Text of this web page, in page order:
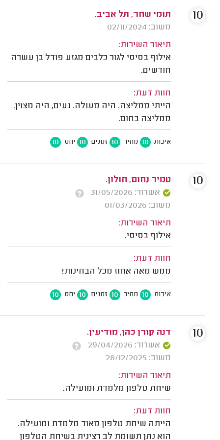
תומי שחר, תל אביב.
משוב: 02/11/2024
תיאור השירות:
אילוף בסיסי לגור כלבים מגזע פודל בן עשרה
חודשים.
חוות דעת:
הייתי ממליצה. היה מעולה. נעים, היה מצוין.
ממליצה בחום.
איכות 10 מחיר 10 זמנים 10 יחס 10
10
טמיר נחום, חולון.
אשרור: 31/05/2026
משוב: 01/03/2026
תיאור השירות:
אילוף בסיסי.
חוות דעת:
ממש מאה אחוז מכל הבחינות!
איכות 10 מחיר 10 זמנים 10 יחס 10
10
דנה קורן כהן, מודיעין.
אשרור: 29/04/2026
משוב: 28/12/2025
תיאור השירות:
שיחת טלפון מלמדת ומועילה.
חוות דעת:
הייתה שיחת טלפון מאוד מלמדת ומועילה.
הוא נתן תשומת לב רצינית בשיחת הטלפון
10